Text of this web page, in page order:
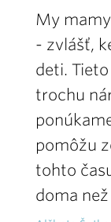
My
- zvlášť,
deti.
trochu
pomôžu
tohto
doma